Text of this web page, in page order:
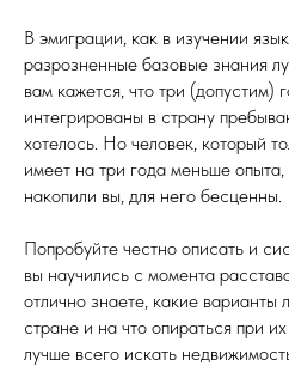
В эмиграции, как в изучении
разрозненные базовые знания
вам кажется, что три (допустим)
интегрированы в страну
хотелось. Но человек, который
имеет на три года меньше
накопили вы, для него бесценны.
Попробуйте честно описать и
вы научились с момента
отлично знаете, какие варианты
стране и на что опираться при
лучше всего искать